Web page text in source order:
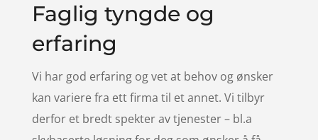
Faglig tyngde og
erfaring
Vi har god erfaring og vet at behov og ønsker
kan variere fra ett firma til et annet. Vi tilbyr
derfor et bredt spekter av tjenester – bl.a